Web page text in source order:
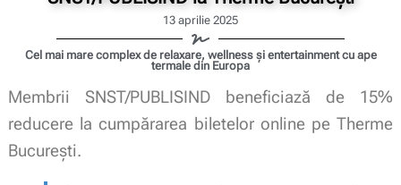
13 aprilie 2025
Cel mai mare complex de relaxare, wellness și entertainment cu ape
termale din Europa
Membrii SNST/PUBLISIND beneficiază de 15%
reducere la cumpărarea biletelor online pe Therme
București.